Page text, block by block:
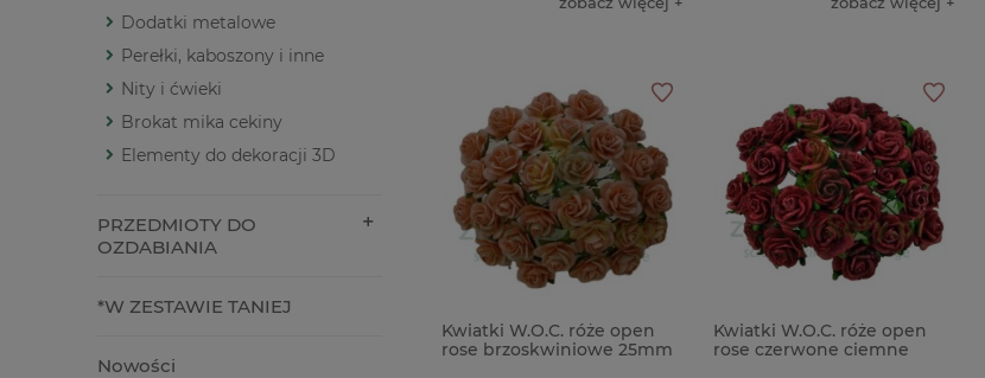
Dodatki metalowe
Perełki, kaboszony i inne
Nity i ćwieki
Brokat mika cekiny
Elementy do dekoracji 3D
PRZEDMIOTY DO
OZDABIANIA
*W ZESTAWIE TANIEJ
Nowości
Kwiatki W.O.C. róże open
rose brzoskwiniowe 25mm
Kwiatki W.O.C. róże open
rose czerwone ciemne